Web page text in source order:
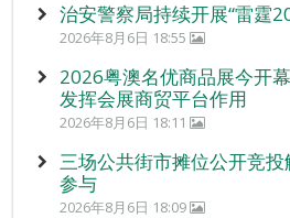
治安警察局持续开展“雷霆
2026年8月6日 18:55
2026粤澳名优商品展今开
发挥会展商贸平台作用
2026年8月6日 18:11
三场公共街市摊位公开竞
参与
2026年8月6日 18:09